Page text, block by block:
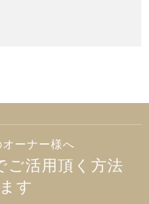
ーナー様へ
ご活用頂く方法
す